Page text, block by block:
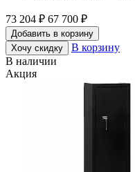
73 204 ₽ 67 700 ₽
Добавить в корзину
Хочу скидку
В корзину
В наличии
Акция